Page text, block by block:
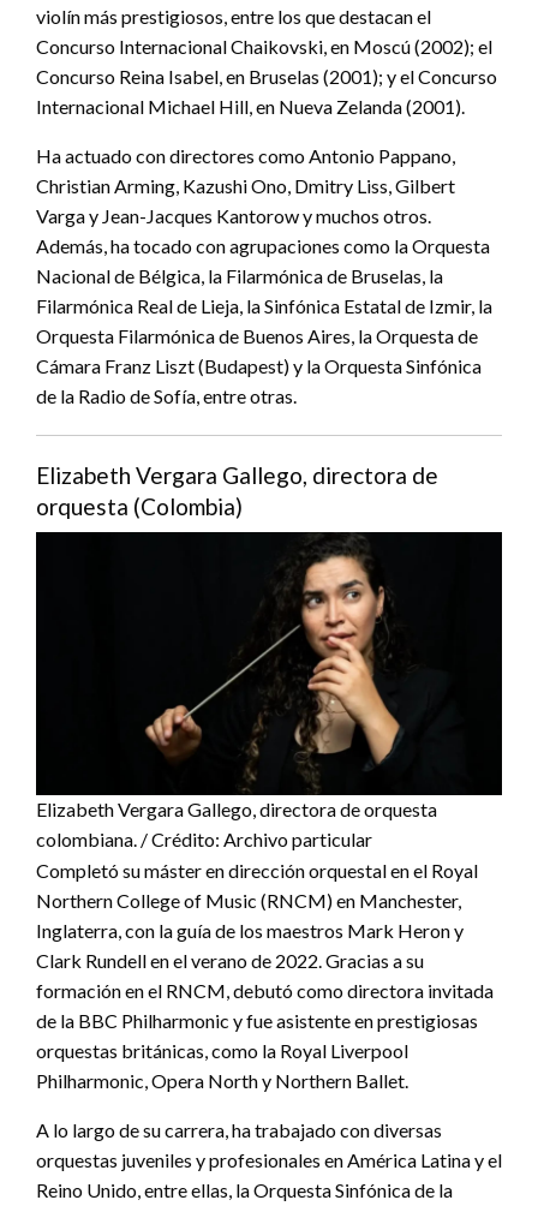
violín más prestigiosos, entre los que destacan el
Concurso Internacional Chaikovski, en Moscú (2002); el
Concurso Reina Isabel, en Bruselas (2001); y el Concurso
Internacional Michael Hill, en Nueva Zelanda (2001).
Ha actuado con directores como Antonio Pappano,
Christian Arming, Kazushi Ono, Dmitry Liss, Gilbert
Varga y Jean-Jacques Kantorow y muchos otros.
Además, ha tocado con agrupaciones como la Orquesta
Nacional de Bélgica, la Filarmónica de Bruselas, la
Filarmónica Real de Lieja, la Sinfónica Estatal de Izmir, la
Orquesta Filarmónica de Buenos Aires, la Orquesta de
Cámara Franz Liszt (Budapest) y la Orquesta Sinfónica
de la Radio de Sofía, entre otras.
Elizabeth Vergara Gallego, directora de
orquesta (Colombia)
Elizabeth Vergara Gallego, directora de orquesta
colombiana. / Crédito: Archivo particular
Completó su máster en dirección orquestal en el Royal
Northern College of Music (RNCM) en Manchester,
Inglaterra, con la guía de los maestros Mark Heron y
Clark Rundell en el verano de 2022. Gracias a su
formación en el RNCM, debutó como directora invitada
de la BBC Philharmonic y fue asistente en prestigiosas
orquestas británicas, como la Royal Liverpool
Philharmonic, Opera North y Northern Ballet.
A lo largo de su carrera, ha trabajado con diversas
orquestas juveniles y profesionales en América Latina y el
Reino Unido, entre ellas, la Orquesta Sinfónica de la